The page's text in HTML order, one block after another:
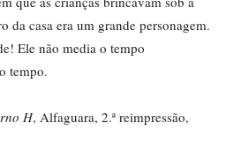
da casa era um grande personagem.
Ele não media o tempo
tempo.
H, Alfaguara, 2.ª reimpressão,